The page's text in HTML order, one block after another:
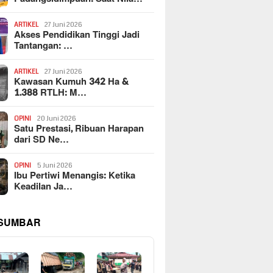
ARTIKEL 27 Juni 2026
Akses Pendidikan Tinggi Jadi
Tantangan: …
ARTIKEL 27 Juni 2026
Kawasan Kumuh 342 Ha &
1.388 RTLH: M…
OPINI 20 Juni 2026
Satu Prestasi, Ribuan Harapan
dari SD Ne…
OPINI 5 Juni 2026
Ibu Pertiwi Menangis: Ketika
Keadilan Ja…